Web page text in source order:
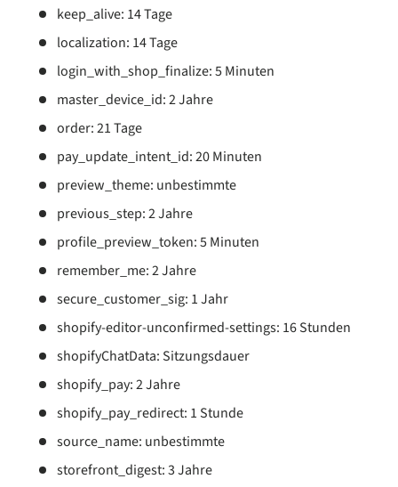
keep_alive: 14 Tage
localization: 14 Tage
login_with_shop_finalize: 5 Minuten
master_device_id: 2 Jahre
order: 21 Tage
pay_update_intent_id: 20 Minuten
preview_theme: unbestimmte
previous_step: 2 Jahre
profile_preview_token: 5 Minuten
remember_me: 2 Jahre
secure_customer_sig: 1 Jahr
shopify-editor-unconfirmed-settings: 16 Stunden
shopifyChatData: Sitzungsdauer
shopify_pay: 2 Jahre
shopify_pay_redirect: 1 Stunde
source_name: unbestimmte
storefront_digest: 3 Jahre